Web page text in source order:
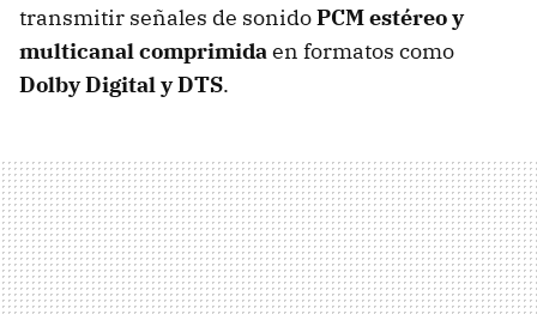
transmitir señales de sonidoPCM estéreo y
multicanal comprimidaen formatos como
Dolby Digital y DTS.